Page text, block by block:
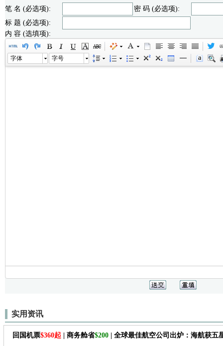
笔 名 (必选项):
密 码 (必选项):
标 题 (必选项):
内 容 (选填项):
字体 字号
实用资讯
回国机票$360起 | 商务舱省$200 | 全球最佳航空公司出炉：海航获五